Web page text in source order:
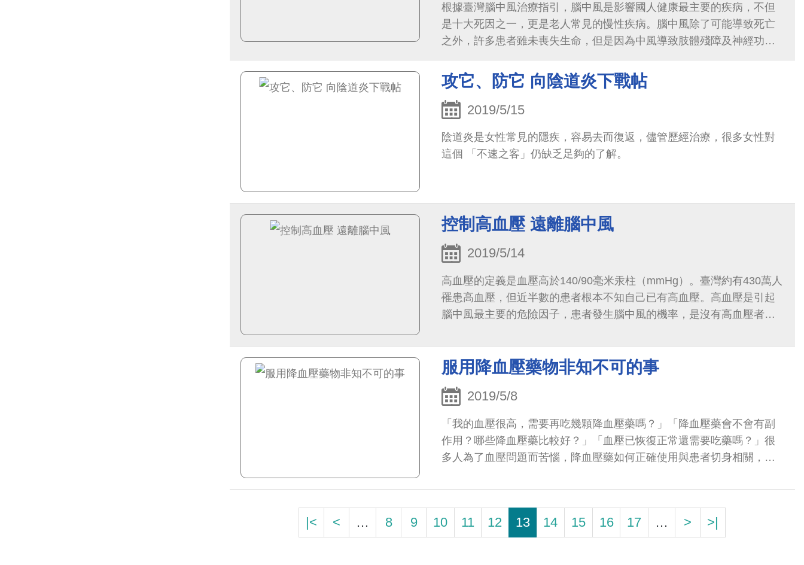
根據臺灣腦中風治療指引，腦中風是影響國人健康最主要的疾病，不但
是十大死因之一，更是老人常見的慢性疾病。腦中風除了可能導致死亡
之外，許多患者雖未喪失生命，但是因為中風導致肢體殘障及神經功能
攻它、防它 向陰道炎下戰帖
2019/5/15
陰道炎是女性常見的隱疾，容易去而復返，儘管歷經治療，很多女性對
這個 「不速之客」仍缺乏足夠的了解。
控制高血壓 遠離腦中風
2019/5/14
高血壓的定義是血壓高於140/90毫米汞柱（mmHg）。臺灣約有430萬人
罹患高血壓，但近半數的患者根本不知自己已有高血壓。高血壓是引起
腦中風最主要的危險因子，患者發生腦中風的機率，是沒有高血壓者的
服用降血壓藥物非知不可的事
2019/5/8
「我的血壓很高，需要再吃幾顆降血壓藥嗎？」「降血壓藥會不會有副
作用？哪些降血壓藥比較好？」「血壓已恢復正常還需要吃藥嗎？」很
多人為了血壓問題而苦惱，降血壓藥如何正確使用與患者切身相關，以
|< < … 8 9 10 11 12 13 14 15 16 17 … > >|